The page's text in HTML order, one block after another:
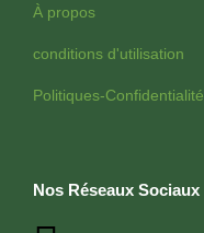
À propos
conditions d'utilisation
Politiques-Confidentialité
Nos Réseaux Sociaux